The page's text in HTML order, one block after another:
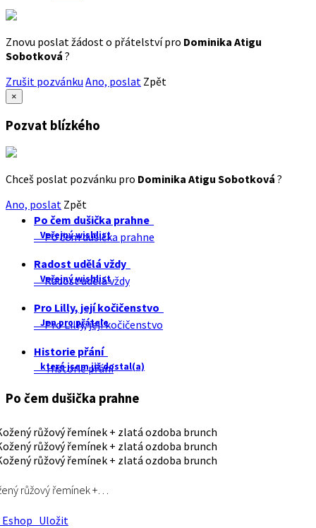
Znovu poslat žádost o přátelství pro Dominika Atigu
Sobotková ?
Zrušit pozvánku Ano, poslat Zpět
×
Pozvat blízkého
Chceš poslat pozvánku pro Dominika Atigu Sobotková ?
Ano, poslat Zpět
Po čem dušička prahne
Veřejný wishlist
Po čem dušička prahne
Radost udělá vždy
Veřejný wishlist
Radost udělá vždy
Pro Lilly, její kočičenstvo
Jen pro přátele
Pro Lilly, její kočičenstvo
Historie přání
které jsem již dostal(a)
Historie přání
Po čem dušička prahne
růžový řemínek +…
Uložit